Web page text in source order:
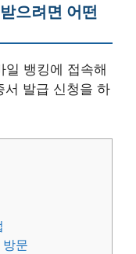
으려면 어떤
뱅킹에 접속해
서 발급 신청을 하
문